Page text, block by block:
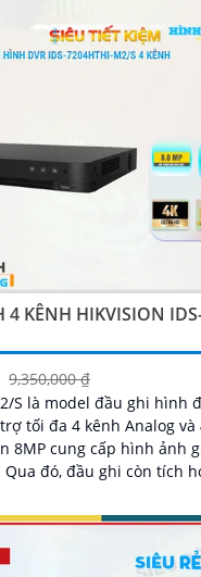
KÊNH HIKVISION
9,350,000 ₫
S là model đầu ghi hình
tối đa 4 kênh Analog và
8MP cung cấp hình ảnh
đến 10TB